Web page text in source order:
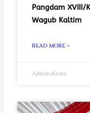
Pangdam XVIII/
Wagub Kaltim
READ MORE »
Admin Keme